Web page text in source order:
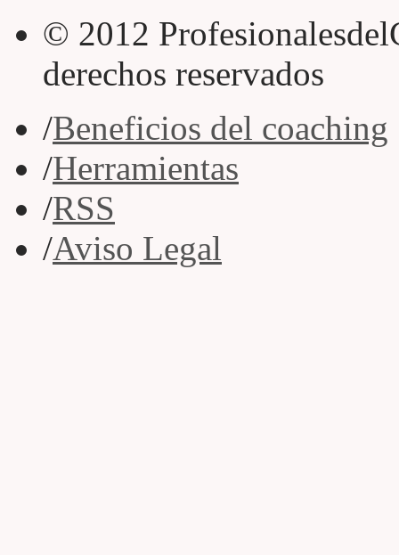
© 2012
derechos reservados
/Beneficios del coaching
/Herramientas
/RSS
/Aviso Legal